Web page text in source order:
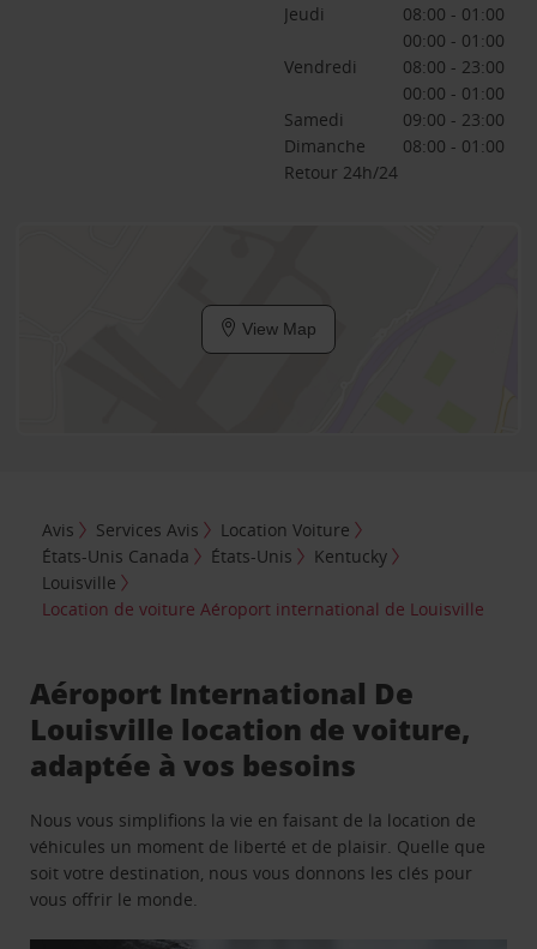
Jeudi
08:00 - 01:00
00:00 - 01:00
Vendredi
08:00 - 23:00
00:00 - 01:00
Samedi
09:00 - 23:00
Dimanche
08:00 - 01:00
Retour 24h/24
View Map
Avis Services Avis
Location Voiture
États-Unis Canada
États-Unis
Kentucky
Louisville
Location de voiture Aéroport international de Louisville
Aéroport International De
Louisville location de voiture,
adaptée à vos besoins
Nous vous simplifions la vie en faisant de la location de
véhicules un moment de liberté et de plaisir. Quelle que
soit votre destination, nous vous donnons les clés pour
vous offrir le monde.